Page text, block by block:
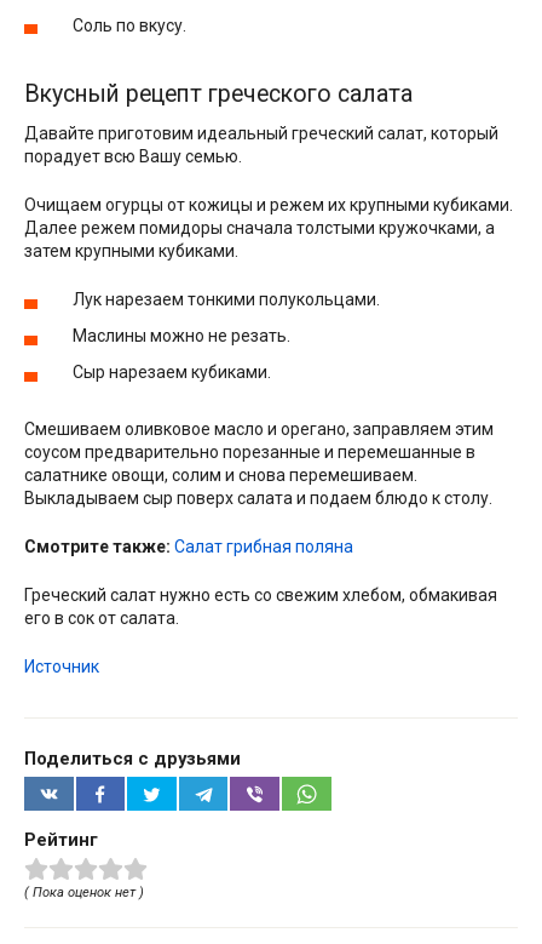
Соль по вкусу.
Вкусный рецепт греческого салата
Давайте приготовим идеальный греческий салат, который
порадует всю Вашу семью.
Очищаем огурцы от кожицы и режем их крупными кубиками.
Далее режем помидоры сначала толстыми кружочками, а
затем крупными кубиками.
Лук нарезаем тонкими полукольцами.
Маслины можно не резать.
Сыр нарезаем кубиками.
Смешиваем оливковое масло и орегано, заправляем этим
соусом предварительно порезанные и перемешанные в
салатнике овощи, солим и снова перемешиваем.
Выкладываем сыр поверх салата и подаем блюдо к столу.
Смотрите также: Салат грибная поляна
Греческий салат нужно есть со свежим хлебом, обмакивая
его в сок от салата.
Источник
Поделиться с друзьями
Рейтинг
( Пока оценок нет )